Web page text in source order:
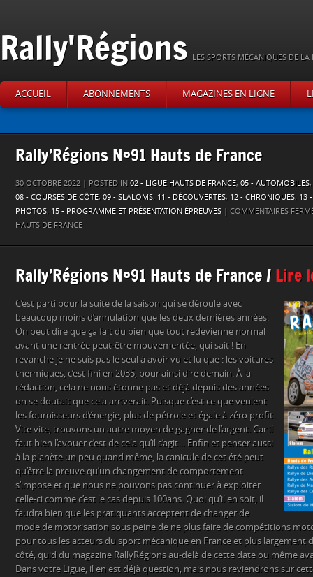
Rally'Régions LES SPORTS MÉCANIQUES DE
ACCUEIL ABONNEMENTS MAGAZINES EN LIGNE
Rally’Régions N°91 Hauts de France
30 OCTOBRE 2022 | POSTED IN 02 - LIGUE HAUTS DE FRANCE, 05 - AUTOMOBILES,
08 - COURSES DE CÔTE, 09 - SLALOMS, 11 - DÉCOUVERTES, 12 - CHRONIQUES, 13
PHOTOS, 15 - PROGRAMME ET PRÉSENTATION ÉPREUVES | COMMENTAIRES
HAUTS DE FRANCE
Rally’Régions N°91 Hauts de France / Lire
C’est parti pour la suite de la saison qui se déroule avec
beaucoup moins d’annulation que les deux dernières années.
On peut dire que ça fait du bien que tout redevienne normal
avant une rentrée peut-être mouvementée, qui sait ! En
revanche je ne suis pas le seul à avoir vu et lu que : les voitures
thermiques, c’est fini en 2035, pour ainsi dire demain. À la
rédaction, cela ne nous étonne pas et déjà depuis des années
on se doutait que cela arriverait. Puisque c’est ce que veulent
les fournisseurs d’énergie, plus de pétrole et égale à zéro profit.
Vite vite, trouvons un autre moyen de gagner de l’argent. Car il
faut bien l’avouer c’est de cela qu’il s’agit… Enfin et penser aussi
à la planète un peu quand même, la canicule de cet été peut
qu’être la preuve qu’un changement de comportement
s’impose et que nous ne pouvons pas continuer à exploiter
celle-ci comme c’est le cas depuis 100ans. Quoi qu’il en soit, il
faudra bien que les pratiquants acceptent de changer de
mode de motorisation sous peine de ne plus faire de compétitions
pour tous les acteurs du sport mécanique en France et plus largement
côté, quid du magazine RallyRégions au-delà de cette date ou même
Dans votre Ligue, il en est déjà question, mais nous reviendrons sur